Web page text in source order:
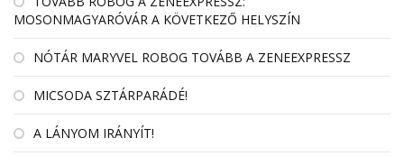
MOSONMAGYARÓVÁR A KÖVETKEZŐ HELYSZÍN
NÓTÁR MARYVEL ROBOG TOVÁBB A ZENEEXPRESSZ
MICSODA SZTÁRPARÁDÉ!
A LÁNYOM IRÁNYÍT!